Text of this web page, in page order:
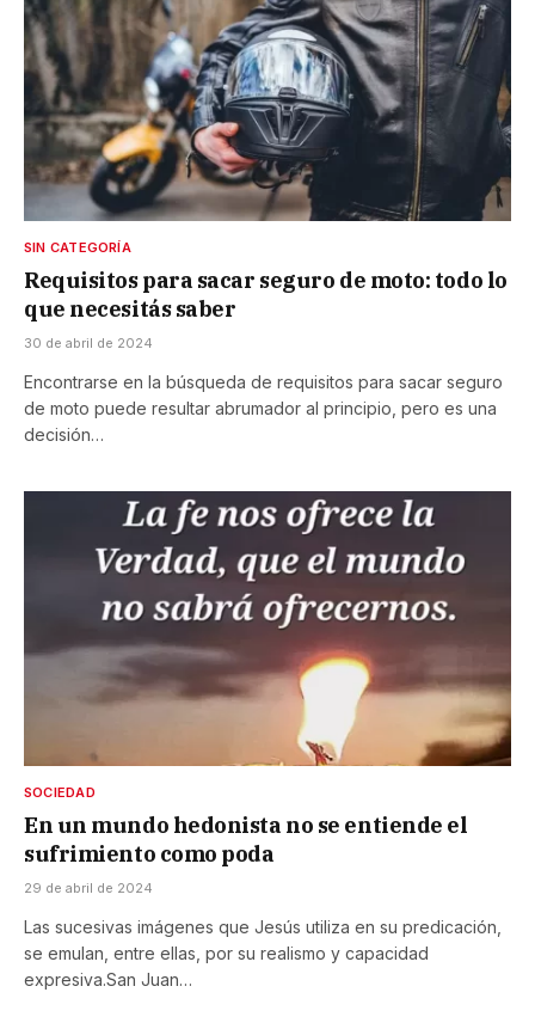
SIN CATEGORÍA
Requisitos para sacar seguro de moto: todo lo
que necesitás saber
30 de abril de 2024
Encontrarse en la búsqueda de requisitos para sacar seguro
de moto puede resultar abrumador al principio, pero es una
decisión…
SOCIEDAD
En un mundo hedonista no se entiende el
sufrimiento como poda
29 de abril de 2024
Las sucesivas imágenes que Jesús utiliza en su predicación,
se emulan, entre ellas, por su realismo y capacidad
expresiva.San Juan…